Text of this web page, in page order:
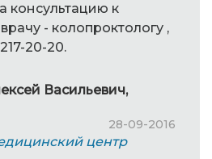
консультацию к
- колопроктологу ,
20-20.
Васильевич,
28-09-2016
центр